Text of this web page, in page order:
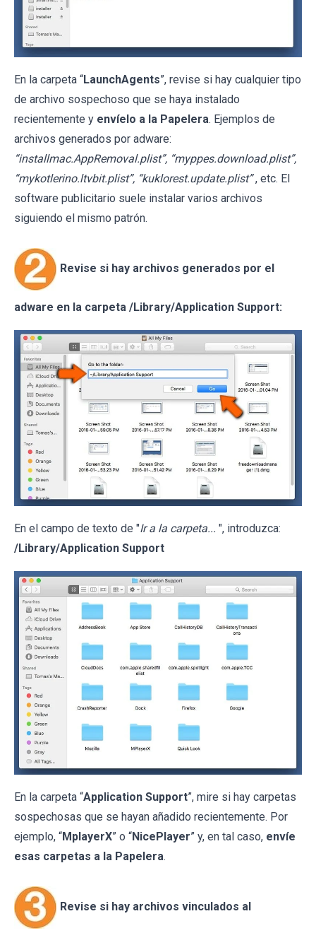
En la carpeta “LaunchAgents”, revise si hay cualquier tipo
de archivo sospechoso que se haya instalado
recientemente y envíelo a la Papelera. Ejemplos de
archivos generados por adware:
“installmac.AppRemoval.plist”, “myppes.download.plist”,
“mykotlerino.ltvbit.plist”, “kuklorest.update.plist” , etc. El
software publicitario suele instalar varios archivos
siguiendo el mismo patrón.
Revise si hay archivos generados por el
adware en la carpeta /Library/Application Support:
En el campo de texto de "Ir a la carpeta... ", introduzca:
/Library/Application Support
En la carpeta “Application Support”, mire si hay carpetas
sospechosas que se hayan añadido recientemente. Por
ejemplo, “MplayerX” o “NicePlayer” y, en tal caso, envíe
esas carpetas a la Papelera.
Revise si hay archivos vinculados al